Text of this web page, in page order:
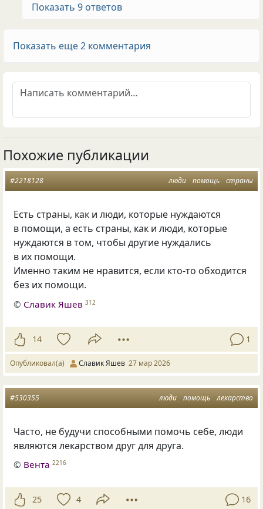
Показать 9 ответов
Показать еще 2 комментария
Похожие публикации
люди помощь страны
#2218128
Есть страны, как и люди, которые нуждаются
в помощи, а есть страны, как и люди, которые
нуждаются в том, чтобы другие нуждались
в их помощи.
Именно таким не нравится, если кто-то обходится
без их помощи.
© Славик Яшев 312
14 1
Опубликовал(а) Славик Яшев 27 мар 2026
люди помощь лекарство
#530355
Часто, не будучи способными помочь себе, люди
являются лекарством друг для друга.
© Вента 2216
25 4 16